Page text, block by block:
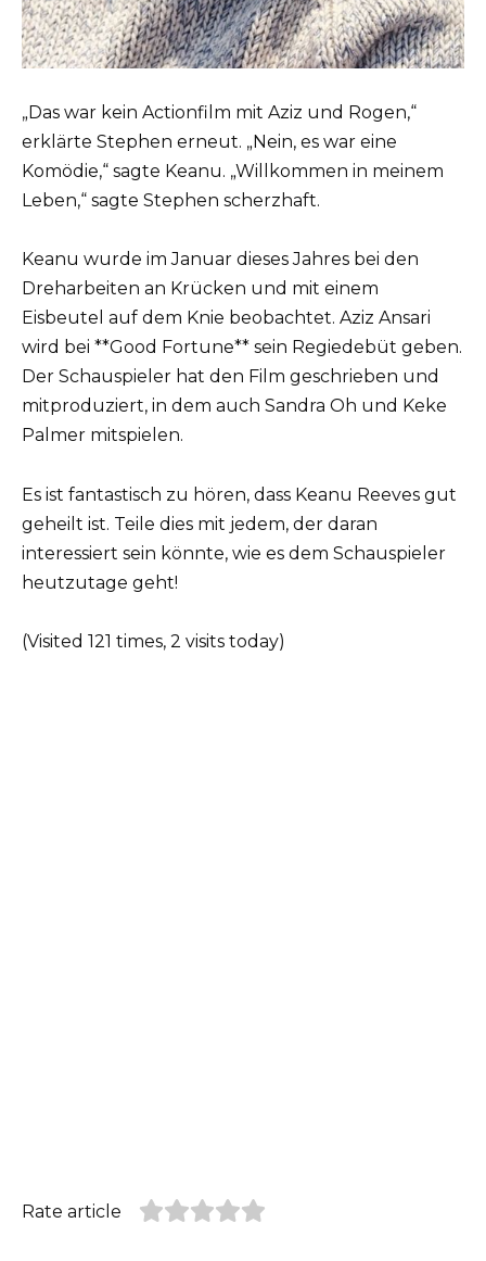
„Das war kein Actionfilm mit Aziz und Rogen,“
erklärte Stephen erneut. „Nein, es war eine
Komödie,“ sagte Keanu. „Willkommen in meinem
Leben,“ sagte Stephen scherzhaft.
Keanu wurde im Januar dieses Jahres bei den
Dreharbeiten an Krücken und mit einem
Eisbeutel auf dem Knie beobachtet. Aziz Ansari
wird bei **Good Fortune** sein Regiedebüt geben.
Der Schauspieler hat den Film geschrieben und
mitproduziert, in dem auch Sandra Oh und Keke
Palmer mitspielen.
Es ist fantastisch zu hören, dass Keanu Reeves gut
geheilt ist. Teile dies mit jedem, der daran
interessiert sein könnte, wie es dem Schauspieler
heutzutage geht!
(Visited 121 times, 2 visits today)
Rate article